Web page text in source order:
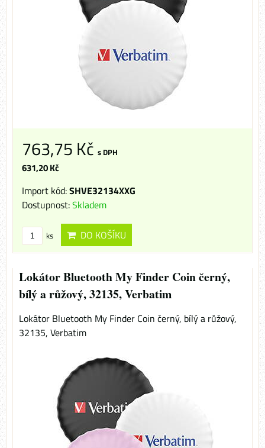
763,75 Kč s DPH
631,20 Kč
Import kód:SHVE32134XXG
Dostupnost:Skladem
ks DO KOŠÍKU
Lokátor Bluetooth My Finder Coin černý,
bílý a růžový, 32135, Verbatim
Lokátor Bluetooth My Finder Coin černý, bílý a růžový,
32135, Verbatim